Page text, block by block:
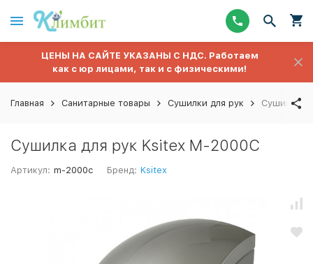
ЦЕНЫ НА САЙТЕ УКАЗАНЫ С НДС. Работаем
как с юр лицами, так и с физическими!
Главная Санитарные товары Сушилки для рук Сушилка
Сушилка для рук Ksitex M-2000C
Артикул: m-2000c Бренд: Ksitex